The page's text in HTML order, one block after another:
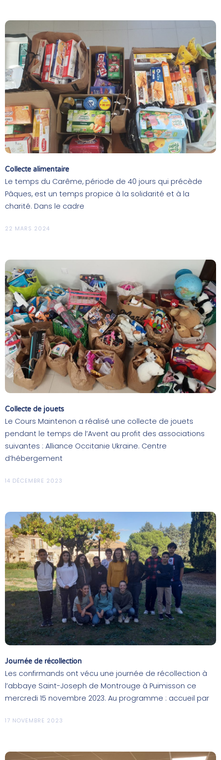
Collecte alimentaire
Le temps du Carême, période de 40 jours qui précède
Pâques, est un temps propice à la solidarité et à la
charité. Dans le cadre
22 MARS 2024
Collecte de jouets
Le Cours Maintenon a réalisé une collecte de jouets
pendant le temps de l’Avent au profit des associations
suivantes : Alliance Occitanie Ukraine. Centre
d’hébergement
14 DÉCEMBRE 2023
Journée de récollection
Les confirmands ont vécu une journée de récollection à
l’abbaye Saint-Joseph de Montrouge à Puimisson ce
mercredi 15 novembre 2023. Au programme : accueil par
17 NOVEMBRE 2023